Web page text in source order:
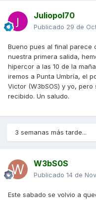
Juliopol70
Publicado 29 de
Bueno pues al final parece
nuestra primera salida,
hipercor a las 10 de la
iremos a Punta Umbría, el
Victor (W3bSOS) y yo,
recibido. Un saludo.
3 semanas más tarde...
W3bS0S
Publicado 14 de
Este sabado se volvio a